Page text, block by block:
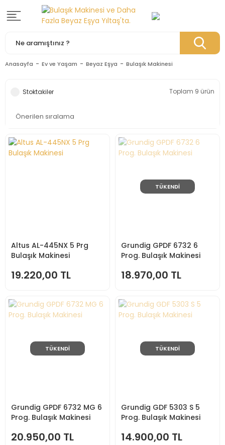
Anasayfa Ev ve Yaşam Beyaz Eşya Bulaşık Makinesi
Stoktakiler Toplam 9 ürün
Altus AL-445NX 5 Prg
Bulaşık Makinesi
19.220,00 TL
TÜKENDİ
Grundig GPDF 6732 6
Prog. Bulaşık Makinesi
18.970,00 TL
TÜKENDİ
Grundig GPDF 6732 MG 6
Prog. Bulaşık Makinesi
20.950,00 TL
TÜKENDİ
Grundig GDF 5303 S 5
Prog. Bulaşık Makinesi
14.900,00 TL